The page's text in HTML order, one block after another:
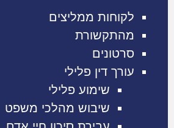
לקוחות ממליצים
מהתקשורת
סרטונים
עורך דין פלילי
שימוע פלילי
שיבוש מהלכי משפט